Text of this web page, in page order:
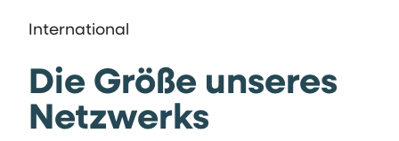
International
Die Größe unseres
Netzwerks